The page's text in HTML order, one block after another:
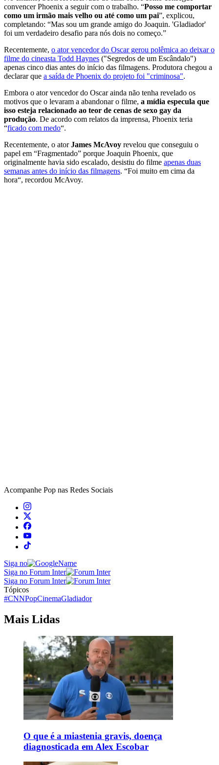
convencer Phoenix a seguir com o trabalho. “Posso me comportar
como um irmão mais velho ou até como um pai”, explicou,
completando: “Mas sou um grande amigo do Joaquin. 'Gladiador'
foi um verdadeiro desafio para nós dois no começo.”
Recentemente, o ator vencedor do Oscar gerou polêmica ao deixar o
filme do cineasta Todd Haynes ("Segredos de um Escândalo")
apenas cinco dias antes do início das filmagens. Produtora chegou a
declarar que a saída de Phoenix do projeto foi "criminosa".
Embora o ator vencedor do Oscar ainda não tenha revelado os
motivos que o levaram a abandonar o filme, a mídia especula que
isso esteja relacionado ao teor de cenas de sexo gay da
produção. De acordo com relatos da imprensa, Phoenix teria
“ficado com medo“.
Recentemente, o atorJames McAvoy revelou que conseguiu o
papel em “Fragmentado” porque Joaquin Phoenix, que
originalmente havia sido escalado, desistiu do filme apenas duas
semanas antes do início das filmagens. “Foi muito em cima da
hora“, recordou McAvoy.
Acompanhe Pop nas Redes Sociais
Siga no
Siga no Forum Inter
Siga no Forum Inter
Tópicos
#CNNPopCinemaGladiador
Mais Lidas
O que é a miastenia gravis, doença
diagnosticada em Alex Escobar